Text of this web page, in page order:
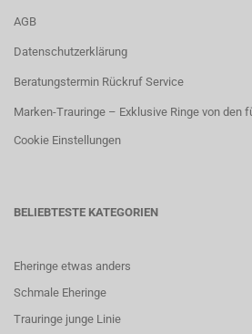
AGB
Datenschutzerklärung
Beratungstermin Rückruf Service
Marken-Trauringe – Exklusive Ringe von den
Cookie Einstellungen
BELIEBTESTE KATEGORIEN
Eheringe etwas anders
Schmale Eheringe
Trauringe junge Linie